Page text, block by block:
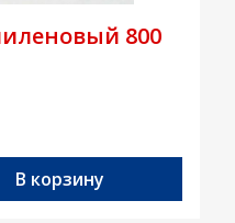
800
В корзину